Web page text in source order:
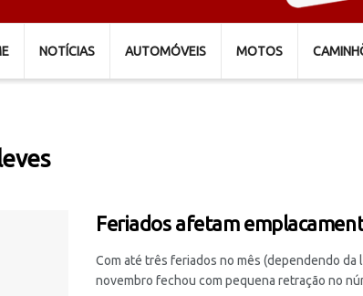
NOTÍCIAS AUTOMÓVEIS MOTOS
Feriados afetam
Com até três feriados no mês (dependendo da
novembro fechou com pequena retração no